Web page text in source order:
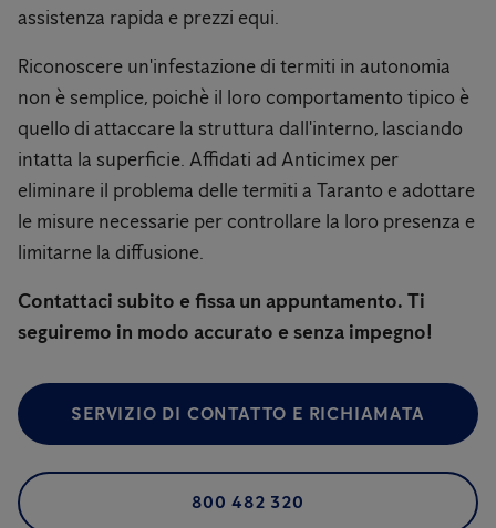
assistenza rapida e prezzi equi.
Riconoscere un'infestazione di termiti in autonomia
non è semplice, poichè il loro comportamento tipico è
quello di attaccare la struttura dall'interno, lasciando
intatta la superficie. Affidati ad Anticimex per
eliminare il problema delle termiti a Taranto e adottare
le misure necessarie per controllare la loro presenza e
limitarne la diffusione.
Contattaci subito e fissa un appuntamento. Ti
seguiremo in modo accurato e senza impegno!
SERVIZIO DI CONTATTO E RICHIAMATA
800 482 320